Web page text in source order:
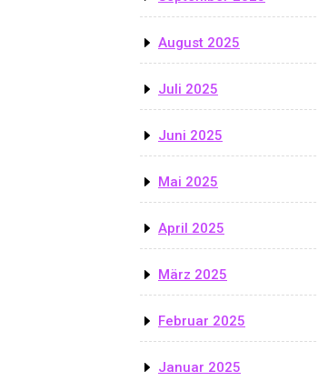
August 2025
Juli 2025
Juni 2025
Mai 2025
April 2025
März 2025
Februar 2025
Januar 2025